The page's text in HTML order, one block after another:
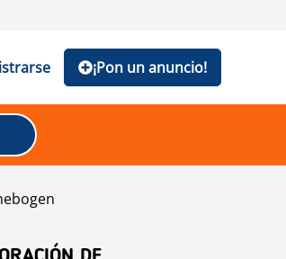
¡Pon un anuncio!